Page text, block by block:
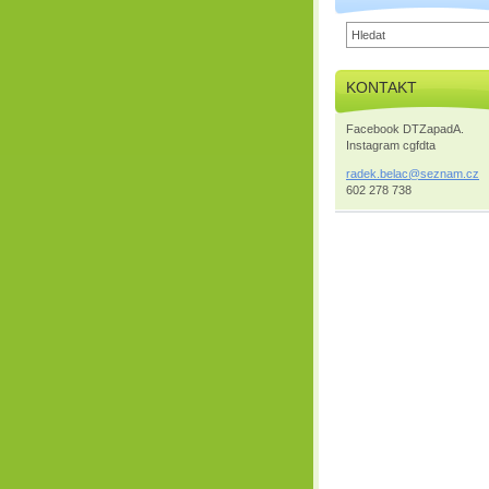
KONTAKT
Facebook DTZapadA.
Instagram cgfdta
radek.belac@seznam.cz
602 278 738